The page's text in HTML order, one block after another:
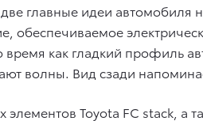
главные идеи автомобиля
обеспечиваемое
как гладкий профиль
волны. Вид сзади
Toyota FC stack,